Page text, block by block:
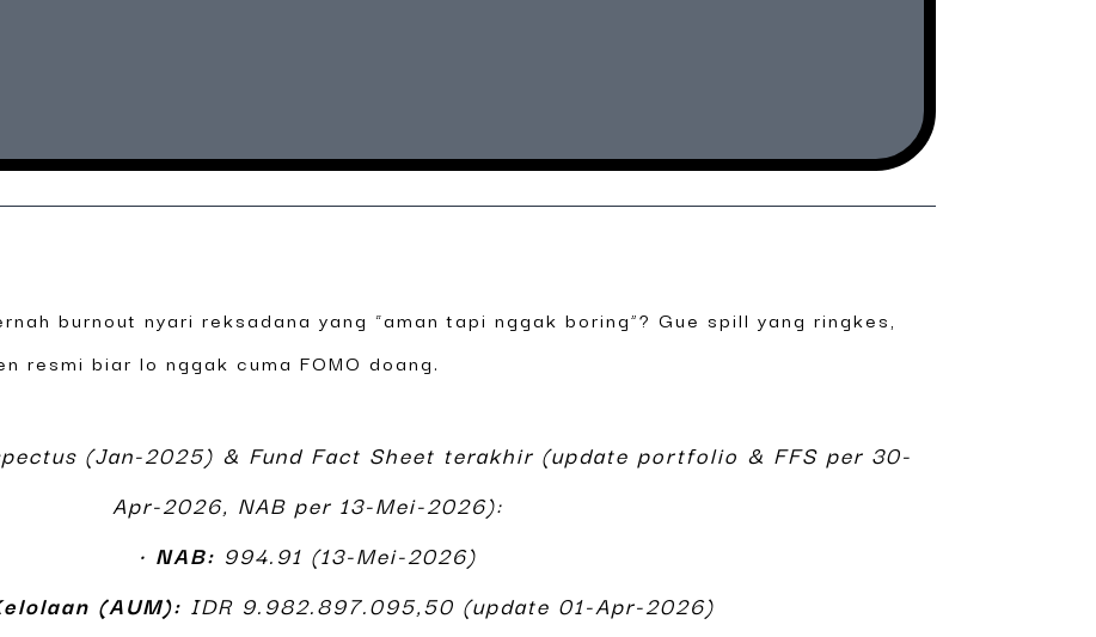
burnout nyari reksadana yang “aman tapi nggak boring”? Gue spill yang ringkes,
resmi biar lo nggak cuma FOMO doang.
(Jan-2025) & Fund Fact Sheet terakhir (update portfolio & FFS per 30-
Apr-2026, NAB per 13-Mei-2026):
• NAB: 994.91 (13-Mei-2026)
(AUM): IDR 9.982.897.095,50 (update 01-Apr-2026)